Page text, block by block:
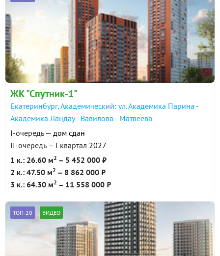
ЖК "Спутник-1"
Екатеринбург, Академический: ул. Академика Парина -
Академика Ландау - Вавилова - Матвеева
I-очередь — дом сдан
II-очередь — I квартал 2027
1 к.: 26.60 м2 – 5 452 000 ₽
2 к.: 47.50 м2 – 8 862 000 ₽
3 к.: 64.30 м2 – 11 558 000 ₽
ТОП-20 ВИДЕО